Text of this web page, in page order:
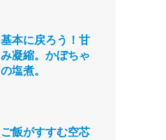
基本に戻ろう！甘
み凝縮。かぼちゃ
の塩煮。
ご飯がすすむ空芯